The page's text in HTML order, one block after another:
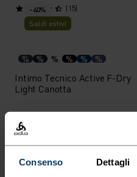
Consenso Dettagli
(15)
-40%
Saldi estivi
% % % % % %
Intimo Tecnico Active F-Dry
Light Canotta
Saldi estivi